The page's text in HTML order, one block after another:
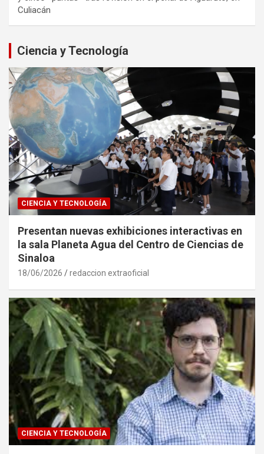
Culiacán
Ciencia y Tecnología
CIENCIA Y TECNOLOGÍA
Presentan nuevas exhibiciones interactivas en
la sala Planeta Agua del Centro de Ciencias de
Sinaloa
18/06/2026 redaccion extraoficial
CIENCIA Y TECNOLOGÍA